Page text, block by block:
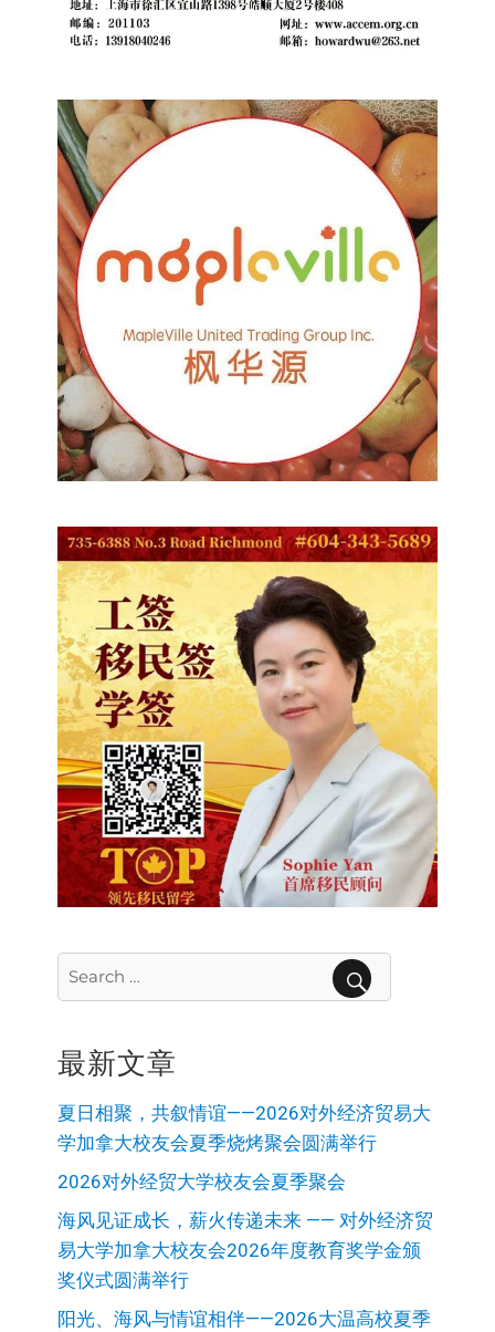
Search
for:
最新文章
夏日相聚，共叙情谊——2026对外经济贸易大
学加拿大校友会夏季烧烤聚会圆满举行
2026对外经贸大学校友会夏季聚会
海风见证成长，薪火传递未来 —— 对外经济贸
易大学加拿大校友会2026年度教育奖学金颁
奖仪式圆满举行
阳光、海风与情谊相伴——2026大温高校夏季